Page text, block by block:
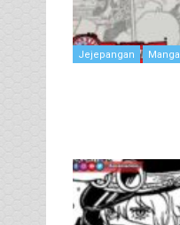
Jejepangan Manga